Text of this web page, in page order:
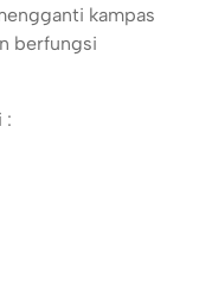
kampas
berfungsi
: